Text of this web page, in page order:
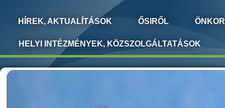
HÍREK, AKTUALÍTÁSOK ŐSIRŐL
HELYI INTÉZMÉNYEK, KÖZSZOLGÁLTATÁSOK